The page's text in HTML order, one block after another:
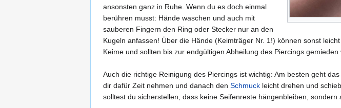
ansonsten ganz in Ruhe. Wenn du es doch einmal
berühren musst: Hände waschen und auch mit
sauberen Fingern den Ring oder Stecker nur an den
Kugeln anfassen! Über die Hände (Keimträger Nr. 1!) können sonst
Keime und sollten bis zur endgültigen Abheilung des Piercings
Auch die richtige Reinigung des Piercings ist wichtig: Am besten geht
dir dafür Zeit nehmen und danach den Schmuck leicht drehen und
solltest du sicherstellen, dass keine Seifenreste hängenbleiben, sondern